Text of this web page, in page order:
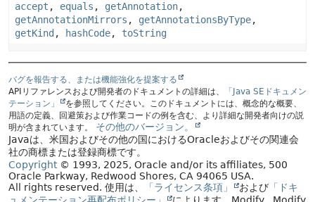
accept , equals , getAnnotation,
getAnnotationMirrors , getAnnotationsByType,
getKind , hashCode, toString
バグを報告する、または機能強化を提案する
APIリファレンスおよび開発者のドキュメントの詳細は、
「Java SEドキュメン
テーション」
を参照してください。このドキュメントには、概念的な概要、
用語の定義、回避策および作業コードの例を含む、より詳細な開発者向けの説
明が含まれています。
その他のバージョン。
Javaは、米国およびその他の国におけるOracleおよびその関連会
社の商標または登録商標です。
Copyright© 1993, 2025, Oracle and/or its affiliates, 500
Oracle Parkway, Redwood Shores, CA 94065 USA.
All rights reserved. 使用は、 「ライセンス条項」 および 「ドキ